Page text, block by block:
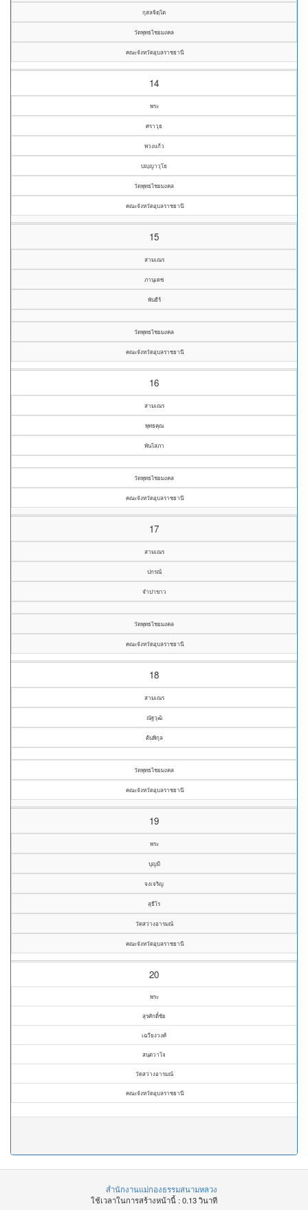
กุสลจิตฺโต
วัดพุทธไชยมงคล
คณะจังหวัดอุบลราชธานี
14
พระ
ศราวุธ
พวงแก้ว
ปญฺญาวุโธ
วัดพุทธไชยมงคล
คณะจังหวัดอุบลราชธานี
15
สามเณร
ภานุเดช
พันธีร์
วัดพุทธไชยมงคล
คณะจังหวัดอุบลราชธานี
16
สามเณร
พุทธคุณ
พันโสภา
วัดพุทธไชยมงคล
คณะจังหวัดอุบลราชธานี
17
สามเณร
ปกรณ์
จำปาขาว
วัดพุทธไชยมงคล
คณะจังหวัดอุบลราชธานี
18
สามเณร
ณัฐวุฒิ
ต้นพิกุล
วัดพุทธไชยมงคล
คณะจังหวัดอุบลราชธานี
19
พระ
บุญมี
จงเจริญ
สุธีโร
วัดสว่างอารมณ์
คณะจังหวัดอุบลราชธานี
20
พระ
สุรศักดิ์ชัย
เฉวียงวงศ์
สนฺตวาโจ
วัดสว่างอารมณ์
คณะจังหวัดอุบลราชธานี
สำนักงานแม่กองธรรมสนามหลวง
ใช้เวลาในการสร้างหน้านี้ : 0.13 วินาที